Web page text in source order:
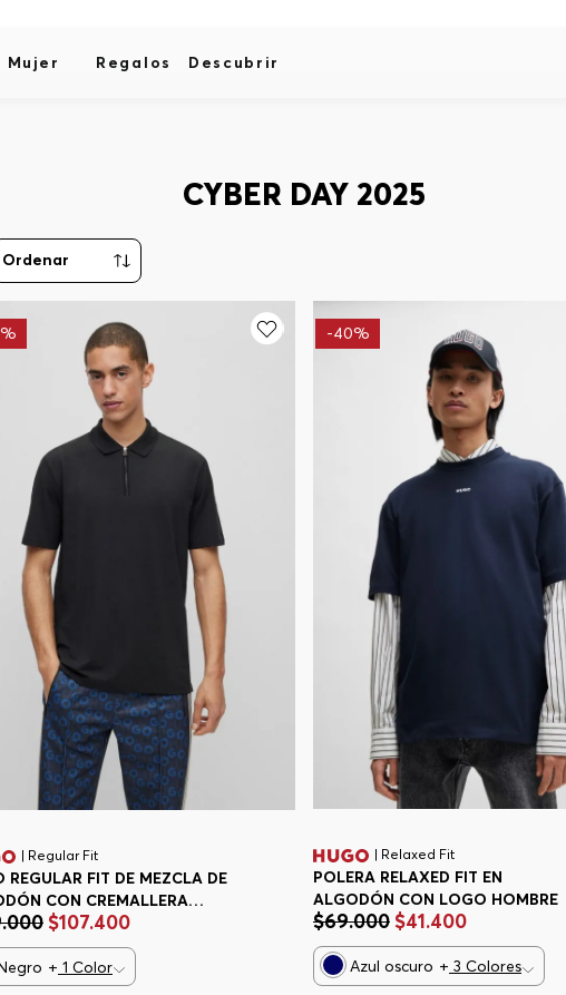
Mujer Regalos Descubrir
CYBER DAY 2025
| Regular Fit
REGULAR FIT DE MEZCLA DE
CON CREMALLERA
.000 $107.400
+ 1 Color
-40%
| Relaxed Fit
POLERA RELAXED FIT EN
ALGODÓN CON LOGO HOMBRE
$69.000 $41.400
Azul oscuro + 3 Colores